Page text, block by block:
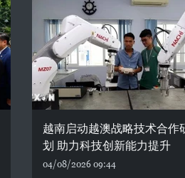
越南启动越澳战略技术合作
划 助力科技创新能力提升
04/08/2026 09:44